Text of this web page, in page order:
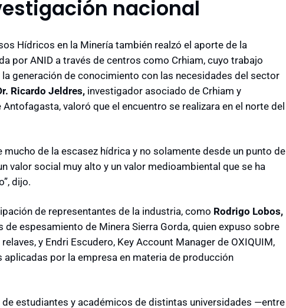
nacional
Hídricos en la Minería también realzó el aporte de la
por ANID a través de centros como Crhiam, cuyo trabajo
generación de conocimiento con las necesidades del sector
Ricardo Jeldres, investigador asociado de Crhiam y
valoró que el encuentro se realizara en el norte del
mucho de la escasez hídrica y no solamente desde un punto de
valor social muy alto y un valor medioambiental que se ha
dijo.
de representantes de la industria, como Rodrigo Lobos,
espesamiento de Minera Sierra Gorda, quien expuso sobre
y Endri Escudero, Key Account Manager de OXIQUIM,
aplicadas por la empresa en materia de producción
estudiantes y académicos de distintas universidades —entre